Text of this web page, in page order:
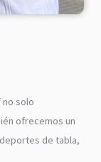
no solo
ofrecemos un
de tabla,